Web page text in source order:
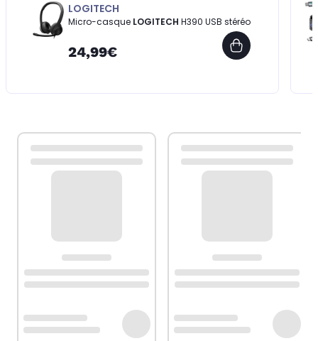
LOGITECH
Micro-casque LOGITECH H390 USB stéréo
24,99€